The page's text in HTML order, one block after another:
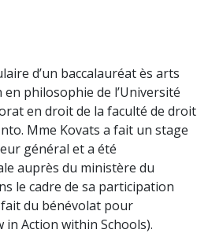
d’un baccalauréat ès arts
philosophie de l’Université
en droit de la faculté de droit
Mme Kovats a fait un stage
général et a été
auprès du ministère du
le cadre de sa participation
du bénévolat pour
in Action within Schools).